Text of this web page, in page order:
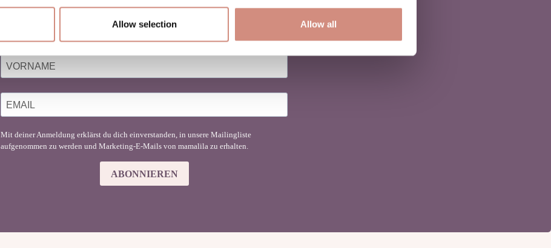
Allow selection Allow all
Du liebst Babytragen genauso sehr wie wir?
Mit deiner Anmeldung erklärst du dich einverstanden, in unsere Mailingliste
aufgenommen zu werden und Marketing-E-Mails von mamalila zu erhalten.
ABONNIEREN